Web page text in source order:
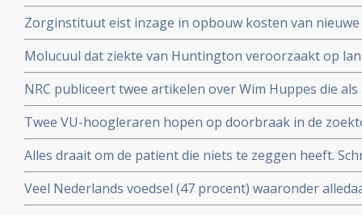
sickofsmoking - zeggen artikel 12 procedure te starten.
Zorginstituut eist inzage in opbouw kosten van
worden opgenomen in basisverzekering.
Molucuul dat ziekte van Huntington veroorzaakt op
korte termijn zonder gezonde cellen aan te tasten
NRC publiceert twee artikelen over Wim Huppes die
alternatieve genezer patienten blijft behandelen met
Twee VU-hoogleraren hopen op doorbraak in de
tegen depressie, adhd of autisme, aldus artikel in de
Alles draait om de patient die niets te zeggen heeft.
Parool
Veel Nederlands voedsel (47 procent) waaronder
cornflakes, pasta en hagelslag is besmet met minerale